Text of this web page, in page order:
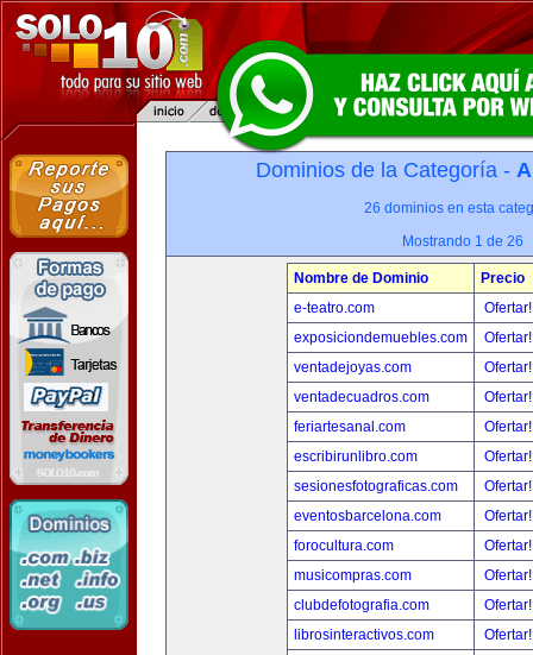
Dominios de la Categoría -
26 dominios en esta
Mostrando 1 de 26
Nombre de Dominio
Precio
e-teatro.com
exposiciondemuebles.com
ventadejoyas.com
ventadecuadros.com
feriartesanal.com
escribirunlibro.com
sesionesfotograficas.com
eventosbarcelona.com
forocultura.com
musicompras.com
clubdefotografia.com
librosinteractivos.com